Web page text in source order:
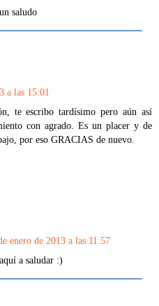
saludo
a las 15:01
te escribo tardísimo pero aún así
con agrado. Es un placer y de
por eso GRACIAS de nuevo.
enero de 2013 a las 11:57
a saludar :)